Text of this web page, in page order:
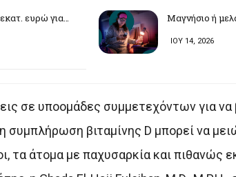
ευρώ για… Μαγνήσιο ή
ΙΟΥ 14, 2026
σε υποομάδες συμμετεχόντων για
βιταμίνης D μπορεί να
τα άτομα με παχυσαρκία και πιθανώς